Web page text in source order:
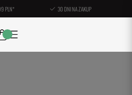
PLN* 30 DNI NA ZAKUP